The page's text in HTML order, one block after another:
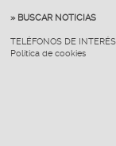
» BUSCAR NOTICIAS
TELÉFONOS DE INTERÉS
Política de cookies